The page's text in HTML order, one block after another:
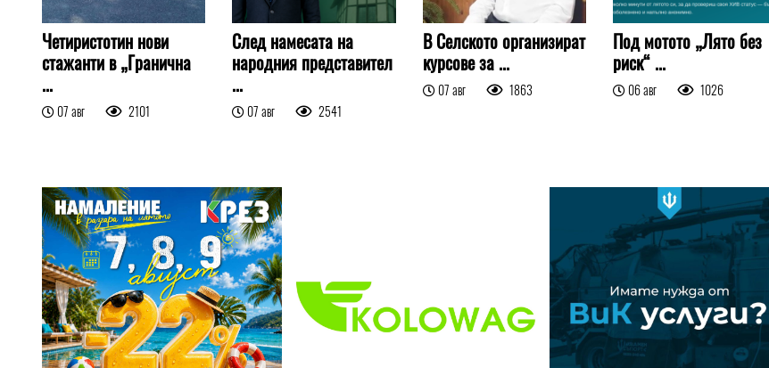
Четиристотин нови
стажанти в „Гранична
...
07 авг 2101
След намесата на
народния представител
...
07 авг 2541
В Селското организират
курсове за ...
07 авг 1863
Под мотото „Лято без
риск“ ...
06 авг 1026